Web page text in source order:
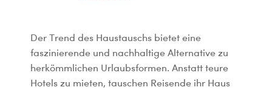
Der Trend des Haustauschs bietet eine
faszinierende und nachhaltige Alternative zu
herkömmlichen Urlaubsformen. Anstatt teure
Hotels zu mieten, tauschen Reisende ihr Haus